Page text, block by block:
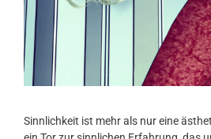
Sinnlichkeit ist mehr als nur eine